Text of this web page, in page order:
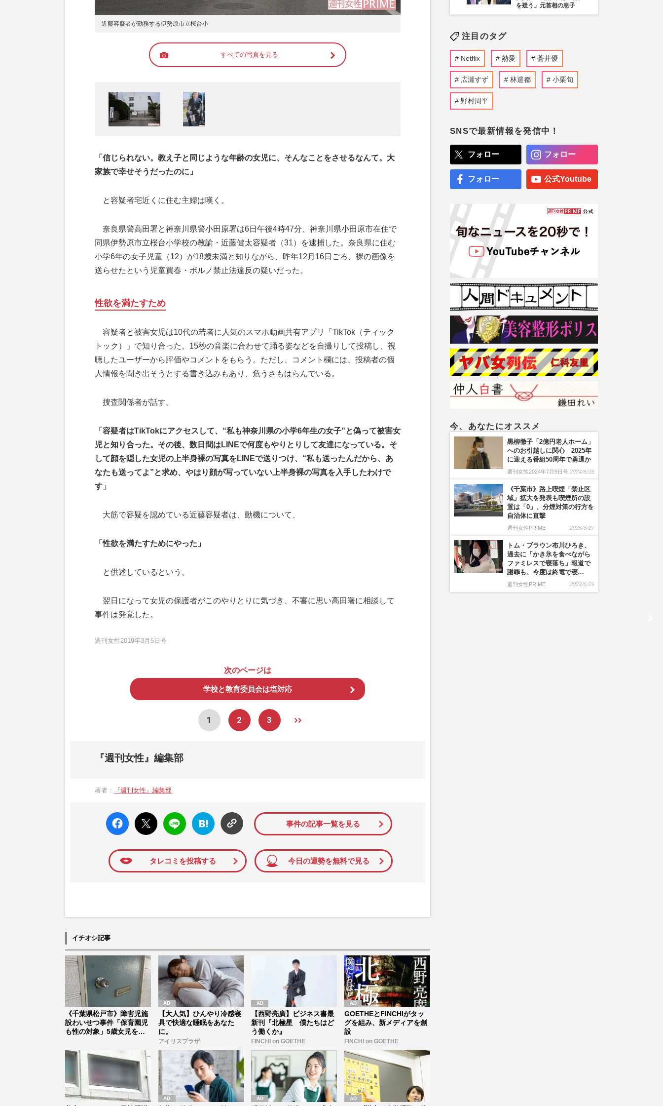
近藤容疑者が勤務する伊勢原市立桜台小
すべての写真を見る
「信じられない。教え子と同じような年齢の女児に、そんなことをさせるなんて。大
家族で幸せそうだったのに」
と容疑者宅近くに住む主婦は嘆く。
奈良県警高田署と神奈川県警小田原署は6日午後4時47分、神奈川県小田原市在住で
同県伊勢原市立桜台小学校の教諭・近藤健太容疑者（31）を逮捕した。奈良県に住む
小学6年の女子児童（12）が18歳未満と知りながら、昨年12月16日ごろ、裸の画像を
送らせたという児童買春・ポルノ禁止法違反の疑いだった。
性欲を満たすため
容疑者と被害女児は10代の若者に人気のスマホ動画共有アプリ「TikTok（ティック
トック）」で知り合った。15秒の音楽に合わせて踊る姿などを自撮りして投稿し、視
聴したユーザーから評価やコメントをもらう。ただし、コメント欄には、投稿者の個
人情報を聞き出そうとする書き込みもあり、危うさもはらんでいる。
捜査関係者が話す。
「容疑者はTikTokにアクセスして、“私も神奈川県の小学6年生の女子”と偽って被害女
児と知り合った。その後、数日間はLINEで何度もやりとりして友達になっている。そ
して顔を隠した女児の上半身裸の写真をLINEで送りつけ、“私も送ったんだから、あ
なたも送ってよ”と求め、やはり顔が写っていない上半身裸の写真を入手したわけで
す」
大筋で容疑を認めている近藤容疑者は、動機について、
「性欲を満たすためにやった」
と供述しているという。
翌日になって女児の保護者がこのやりとりに気づき、不審に思い高田署に相談して
事件は発覚した。
週刊女性2019年3月5日号
次のページは
学校と教育委員会は塩対応
1 2 3
『週刊女性』編集部
著者： 『週刊女性』編集部
faceboo
k いい
ね
X ポス
ト
LINE
はてな
ブック
マーク
事件の記事一覧を見る
タレコミを投稿する 今日の運勢を無料で見る
イチオシ記事
《千葉県松戸市》障害児施
設わいせつ事件「保育園児
も性の対象」5歳女児を脱
【大人気】ひんやり冷感寝
具で快適な睡眠をあなた
に。
アイリスプラザ
【西野亮廣】ビジネス書最
新刊『北極星 僕たちはど
う働くか』
FINCHI on GOETHE
GOETHEとFINCHIがタッ
グを組み、新メディアを創
設
FINCHI on GOETHE
を疑う」元首相の息子
注目のタグ
Netflix 熱愛 蒼井優
広瀬すず 林遣都 小栗旬
野村周平
SNSで最新情報を発信中！
フォロー フォロー
フォロー 公式Youtube
今、あなたにオススメ
黒柳徹子「2億円老人ホーム」
へのお引越しに関心 2025年
に迎える番組50周年で勇退か
週刊女性2024年7月9日号 2024/6/25
《千葉市》路上喫煙「禁止区
域」拡大を発表も喫煙所の設
置は「0」、分煙対策の行方を
自治体に直撃
週刊女性PRIME 2026/5/27
トム・ブラウン布川ひろき、
過去に「かき氷を食べながら
ファミレスで寝落ち」報道で
謝罪も、今度は終電で寝…
週刊女性PRIME 2023/6/29